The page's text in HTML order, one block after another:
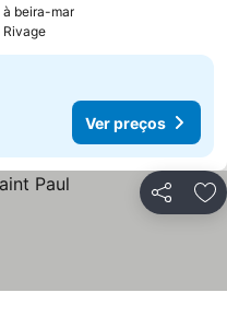
beira-mar
Rivage
Ver preços
Partilhar